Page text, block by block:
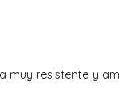
muy resistente y